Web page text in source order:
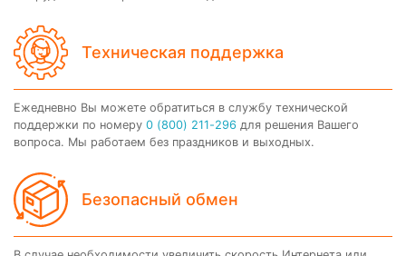
Техническая поддержка
Ежедневно Вы можете обратиться в службу технической
поддержки по номеру 0 (800) 211-296 для решения Вашего
вопроса. Мы работаем без праздников и выходных.
Безопасный обмен